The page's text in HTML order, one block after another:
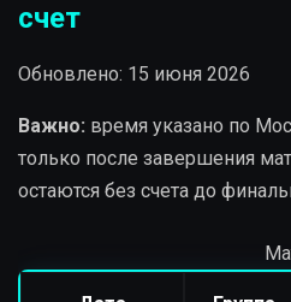
счет
Обновлено: 15 июня 2026
Важно: время указано по
только после завершения
остаются без счета до